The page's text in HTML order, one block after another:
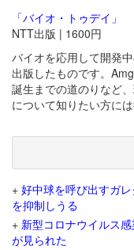
「バイオ・トゥデイ」
NTT出版 | 1600円
バイオを応用して開発
出版したものです。
誕生までの道のりなど
について知りたい方に
+ 好中球を呼び出すガ
を抑制しうる
+ 新型コロナウイルス
が見られた